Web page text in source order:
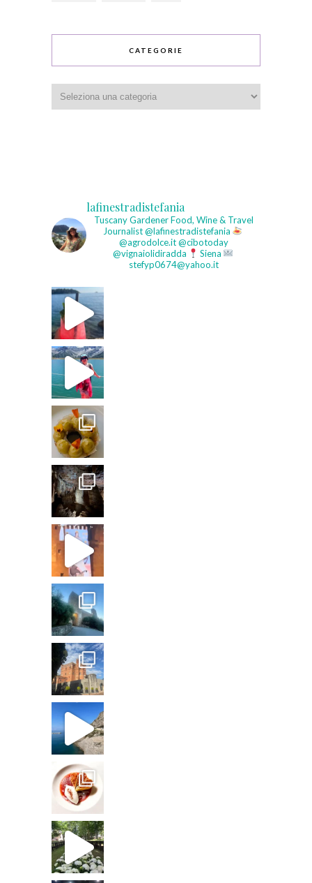
CATEGORIE
lafinestradistefania
Tuscany GardenerFood, Wine & Travel
Journalist@lafinestradistefania
@agrodolce.it @cibotoday
@vignaiolidiradda
Siena
stefyp0674@yahoo.it